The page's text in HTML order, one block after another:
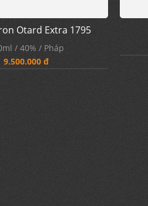
Otard Extra 1795
/ 40% / Pháp
9.500.000 đ